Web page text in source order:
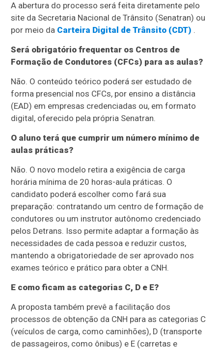
A abertura do processo será feita diretamente pelo
site da Secretaria Nacional de Trânsito (Senatran) ou
por meio da Carteira Digital de Trânsito (CDT) .
Será obrigatório frequentar os Centros de
Formação de Condutores (CFCs) para as aulas?
Não. O conteúdo teórico poderá ser estudado de
forma presencial nos CFCs, por ensino a distância
(EAD) em empresas credenciadas ou, em formato
digital, oferecido pela própria Senatran.
O aluno terá que cumprir um número mínimo de
aulas práticas?
Não. O novo modelo retira a exigência de carga
horária mínima de 20 horas-aula práticas. O
candidato poderá escolher como fará sua
preparação: contratando um centro de formação de
condutores ou um instrutor autônomo credenciado
pelos Detrans. Isso permite adaptar a formação às
necessidades de cada pessoa e reduzir custos,
mantendo a obrigatoriedade de ser aprovado nos
exames teórico e prático para obter a CNH.
E como ficam as categorias C, D e E?
A proposta também prevê a facilitação dos
processos de obtenção da CNH para as categorias C
(veículos de carga, como caminhões), D (transporte
de passageiros, como ônibus) e E (carretas e